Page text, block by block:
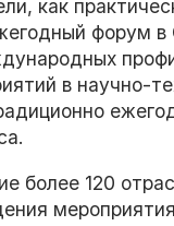
как
форум в
в научно-
более 120